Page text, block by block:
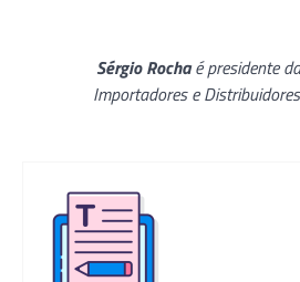
Sérgio Rochaé presidente
Importadores e